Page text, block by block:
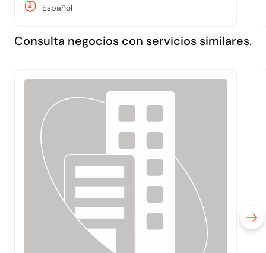
Español
Consulta negocios con servicios similares.